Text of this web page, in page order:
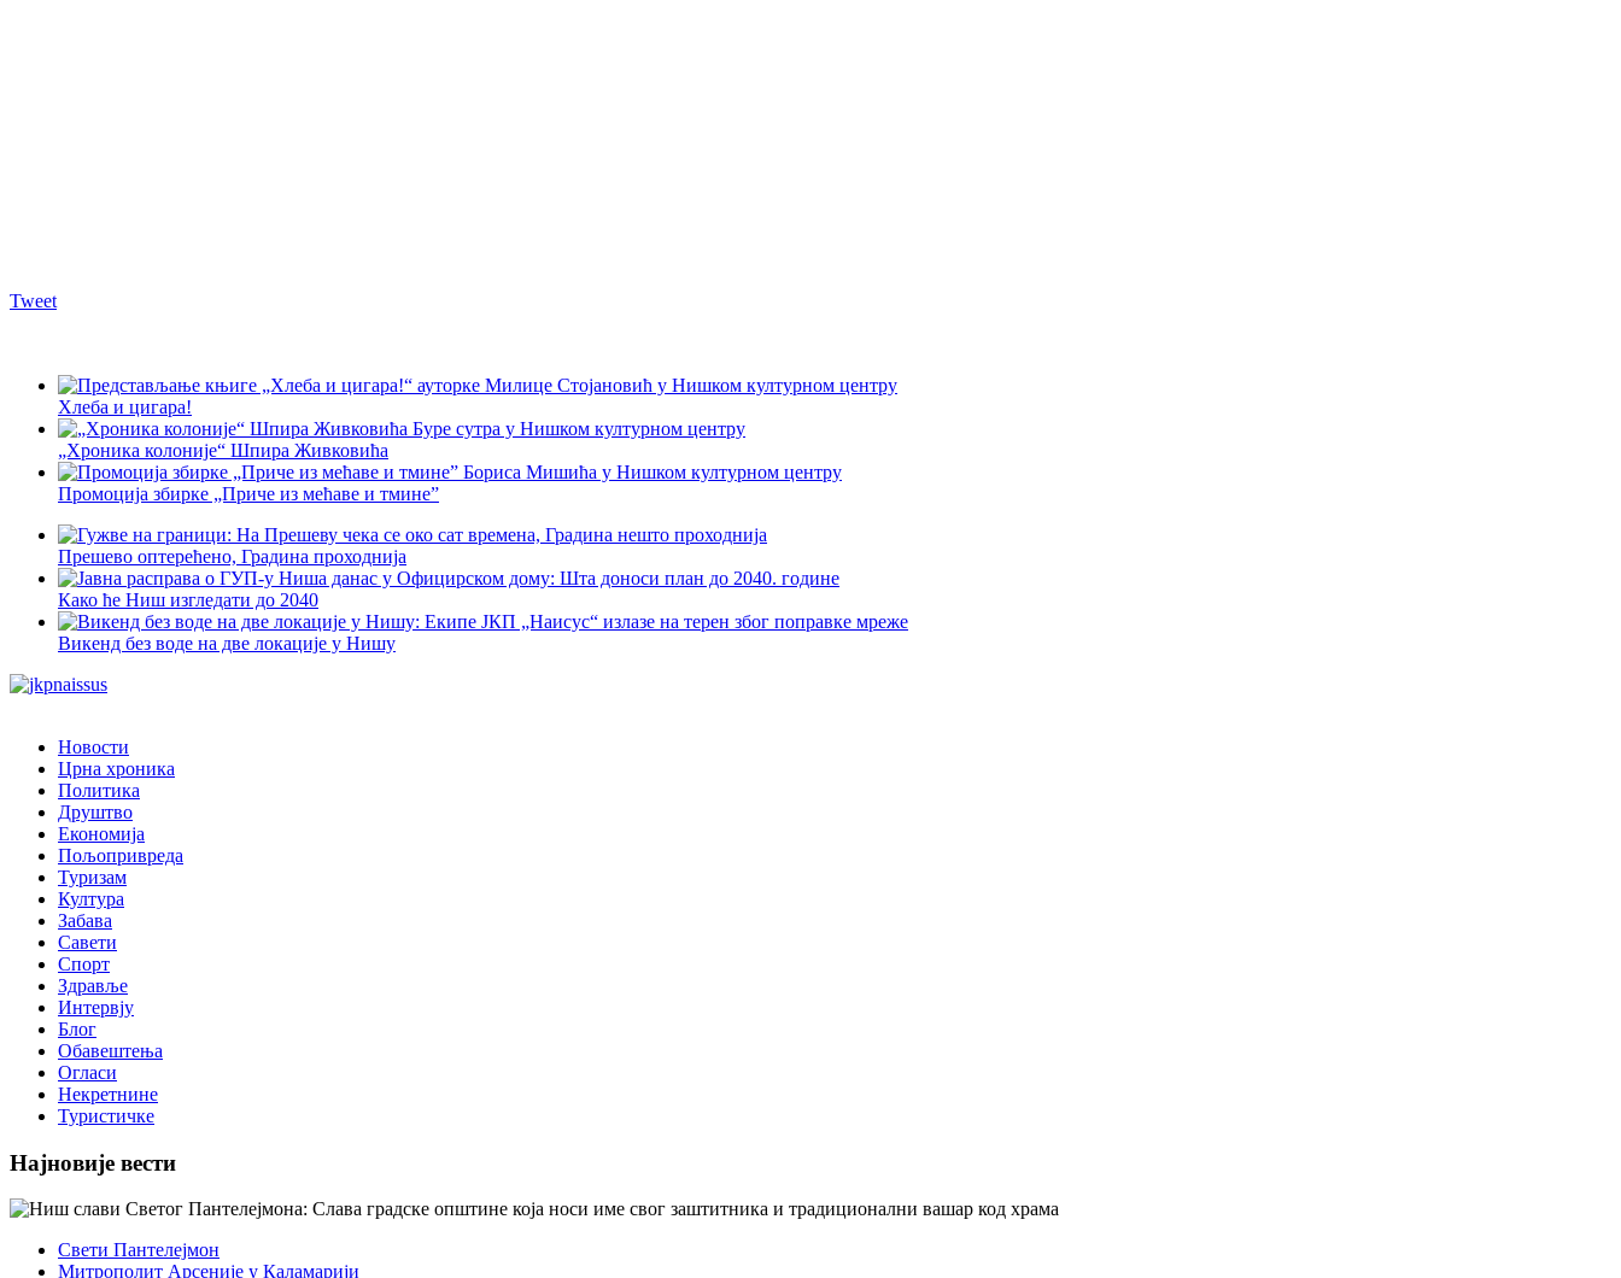
Tweet
Хлеба и цигара!
„Хроника колоније“ Шпира Живковића
Промоција збирке „Приче из мећаве и тмине”
Прешево оптерећено, Градина проходнија
Како ће Ниш изгледати до 2040
Викенд без воде на две локације у Нишу
Новости
Црна хроника
Политика
Друштво
Економија
Пољопривреда
Туризам
Култура
Забава
Савети
Спорт
Здравље
Интервју
Блог
Обавештења
Огласи
Некретнине
Туристичке
Најновије вести
Свети Пантелејмон
Митрополит Арсеније у Каламарији